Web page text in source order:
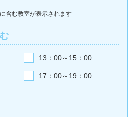
含む教室が表示されます
13：00～15：00
17：00～19：00